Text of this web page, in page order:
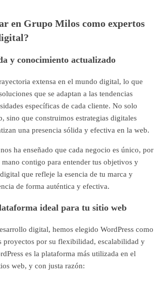
en Grupo Milos como expertos
y conocimiento actualizado
extensa en el mundo digital, lo que
que se adaptan a las tendencias
específicas de cada cliente. No solo
sino que construimos estrategias digitales
una presencia sólida y efectiva en la web.
ha enseñado que cada negocio es único, por
mano contigo para entender tus objetivos y
que refleje la esencia de tu marca y
de forma auténtica y efectiva.
ideal para tu sitio web
digital, hemos elegido WordPress como
proyectos por su flexibilidad, escalabilidad y
es la plataforma más utilizada en el
web, y con justa razón: